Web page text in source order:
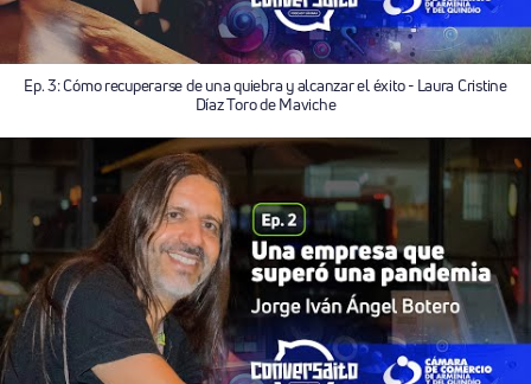
Ep. 3: Cómo recuperarse de una quiebra y alcanzar el éxito - Laura Cristine
Díaz Toro de Maviche